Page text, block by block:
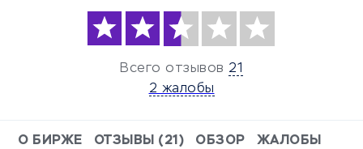
Всего отзывов 21
2 жалобы
О БИРЖЕ ОТЗЫВЫ (21) ОБЗОР ЖАЛОБЫ